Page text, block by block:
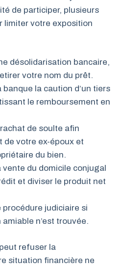
de participer, plusieurs
limiter votre exposition
désolidarisation bancaire,
votre nom du prêt.
banque la caution d’un tiers
le remboursement en
de soulte afin
de votre ex-époux et
du bien.
vente du domicile conjugal
et diviser le produit net
procédure judiciaire si
n’est trouvée.
refuser la
situation financière ne